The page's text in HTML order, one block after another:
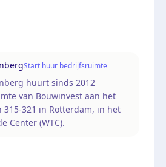
Start huur bedrijfsruimte
huurt sinds 2012
van Bouwinvest aan het
315-321 in Rotterdam, in het
Center (WTC).